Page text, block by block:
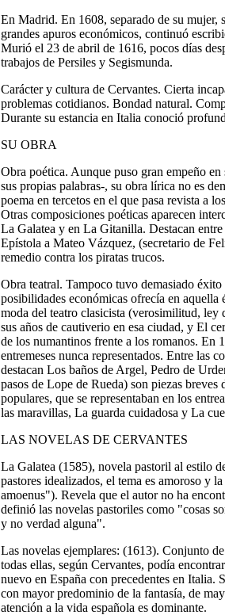
En Madrid. En 1608, separado de su mujer,
grandes apuros económicos, continuó
Murió el 23 de abril de 1616, pocos días
trabajos de Persiles y Segismunda.
Carácter y cultura de Cervantes. Cierta
problemas cotidianos. Bondad natural.
Durante su estancia en Italia conoció
SU OBRA
Obra poética. Aunque puso gran empeño
sus propias palabras-, su obra lírica no es
poema en tercetos en el que pasa revista a
Otras composiciones poéticas aparecen
La Galatea y en La Gitanilla. Destacan
Epístola a Mateo Vázquez, (secretario de
remedio contra los piratas trucos.
Obra teatral. Tampoco tuvo demasiado
posibilidades económicas ofrecía en aquella
moda del teatro clasicista (verosimilitud, ley
sus años de cautiverio en esa ciudad, y El
de los numantinos frente a los romanos.
entremeses nunca representados. Entre las
destacan Los baños de Argel, Pedro de
pasos de Lope de Rueda) son piezas
populares, que se representaban en los
las maravillas, La guarda cuidadosa y La
LAS NOVELAS DE CERVANTES
La Galatea (1585), novela pastoril al estilo
pastores idealizados, el tema es amoroso y
amoenus"). Revela que el autor no ha
definió las novelas pastoriles como "cosas
y no verdad alguna".
Las novelas ejemplares: (1613). Conjunto
todas ellas, según Cervantes, podía
nuevo en España con precedentes en Italia.
con mayor predominio de la fantasía, de
atención a la vida española es dominante.